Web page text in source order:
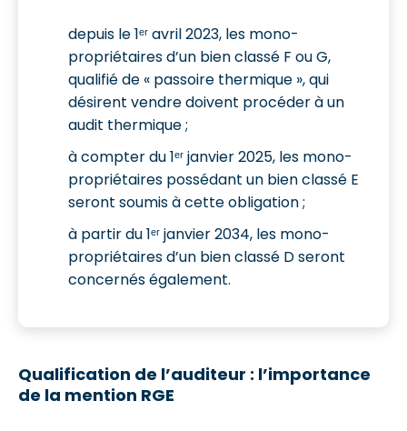
depuis le 1ᵉʳ avril 2023, les mono-
propriétaires d’un bien classé F ou G,
qualifié de « passoire thermique », qui
désirent vendre doivent procéder à un
audit thermique ;
à compter du 1ᵉʳ janvier 2025, les mono-
propriétaires possédant un bien classé E
seront soumis à cette obligation ;
à partir du 1ᵉʳ janvier 2034, les mono-
propriétaires d’un bien classé D seront
concernés également.
Qualification de l’auditeur : l’importance
de la mention RGE